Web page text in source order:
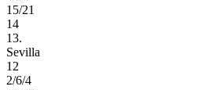
15/21
14
13.
Sevilla
12
2/6/4